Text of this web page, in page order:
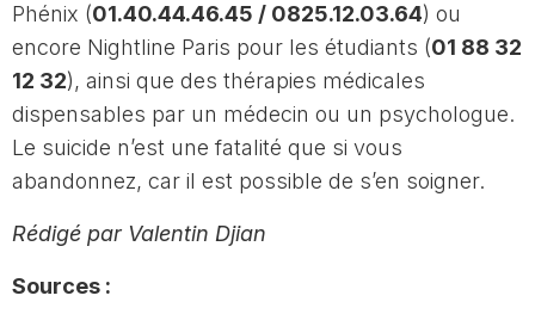
Phénix (01.40.44.46.45 / 0825.12.03.64) ou
encore Nightline Paris pour les étudiants (01 88 32
12 32), ainsi que des thérapies médicales
dispensables par un médecin ou un psychologue.
Le suicide n’est une fatalité que si vous
abandonnez, car il est possible de s’en soigner.
Rédigé par Valentin Djian
Sources :